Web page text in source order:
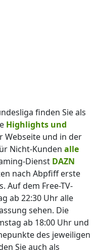
finden Sie als
Highlights und
Webseite und in der
Nicht-Kunden alle
Dienst DAZN
nach Abpfiff erste
Auf dem Free-TV-
ab 22:30 Uhr alle
sehen. Die
ab 18:00 Uhr und
des jeweiligen
Sie auch als